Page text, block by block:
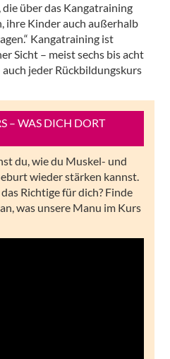
über das Kangatraining
ihre Kinder auch außerhalb
Kangatraining ist
Sicht – meist sechs bis acht
jeder Rückbildungskurs
– WAS DICH DORT
du, wie du Muskel- und
wieder stärken kannst.
Richtige für dich? Finde
was unsere Manu im Kurs